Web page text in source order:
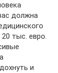
должна
тыс. евро.
и